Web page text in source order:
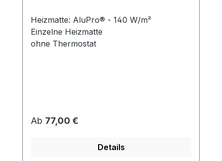
Heizmatte: AluPro® - 140 W/m²
Einzelne Heizmatte
ohne Thermostat
Regulärer Preis:
Ab 77,00 €
Details